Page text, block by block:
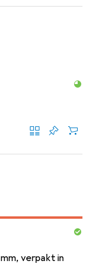
verpakt in